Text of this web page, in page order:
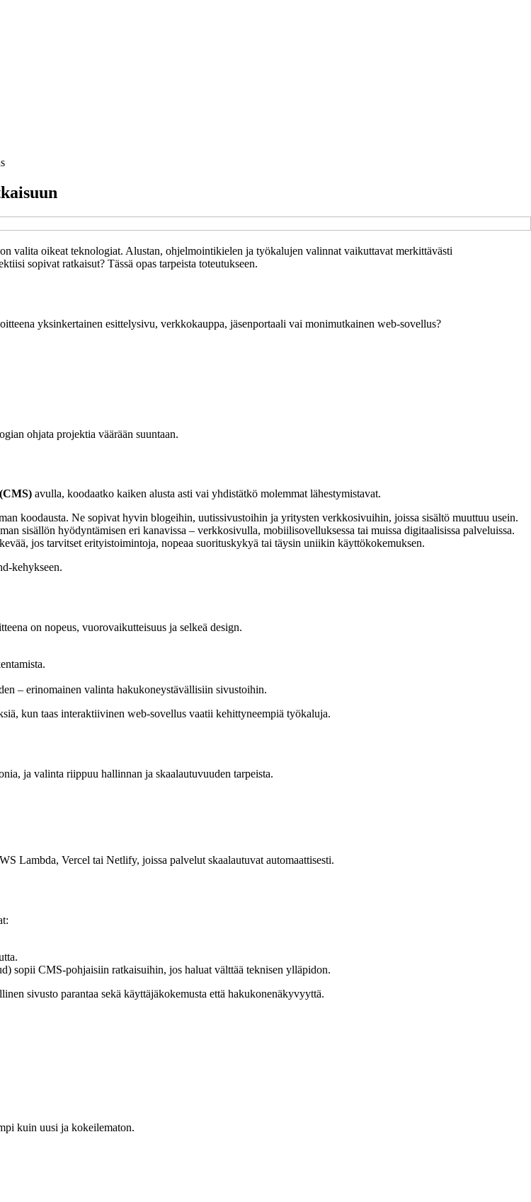
valita oikeat teknologiat. Alustan, ohjelmointikielen ja työkalujen valinnat vaikuttavat merkittävästi
sopivat ratkaisut? Tässä opas tarpeista toteutukseen.
yksinkertainen esittelysivu, verkkokauppa, jäsenportaali vai monimutkainen web-sovellus?
ohjata projektia väärään suuntaan.
avulla, koodaatko kaiken alusta asti vai yhdistätkö molemmat lähestymistavat.
koodausta. Ne sopivat hyvin blogeihin, uutissivustoihin ja yritysten verkkosivuihin, joissa sisältö muuttuu usein.
sisällön hyödyntämisen eri kanavissa – verkkosivulla, mobiilisovelluksessa tai muissa digitaalisissa palveluissa.
jos tarvitset erityistoimintoja, nopeaa suorituskykyä tai täysin uniikin käyttökokemuksen.
kehykseen.
on nopeus, vuorovaikutteisuus ja selkeä design.
– erinomainen valinta hakukoneystävällisiin sivustoihin.
kun taas interaktiivinen web-sovellus vaatii kehittyneempiä työkaluja.
ja valinta riippuu hallinnan ja skaalautuvuuden tarpeista.
Lambda, Vercel tai Netlify, joissa palvelut skaalautuvat automaattisesti.
sopii CMS-pohjaisiin ratkaisuihin, jos haluat välttää teknisen ylläpidon.
sivusto parantaa sekä käyttäjäkokemusta että hakukonenäkyvyyttä.
kuin uusi ja kokeilematon.